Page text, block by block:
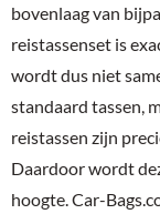
bovenlaag van
reistassenset is
wordt dus niet
standaard tassen,
reistassen zijn
Daardoor wordt
hoogte. Car-